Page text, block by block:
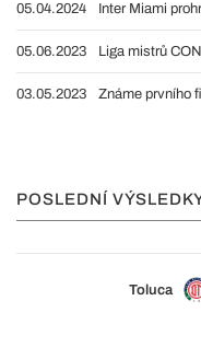
05.04.2024 Inter Miami
05.06.2023 Liga mistrů
03.05.2023 Známe prvního
POSLEDNÍ
Toluca